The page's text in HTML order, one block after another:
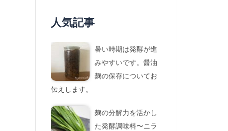
人気記事
暑い時期は発酵が進
みやすいです。醤油
麹の保存についてお
伝えします。
麹の分解力を活かし
た発酵調味料〜ニラ